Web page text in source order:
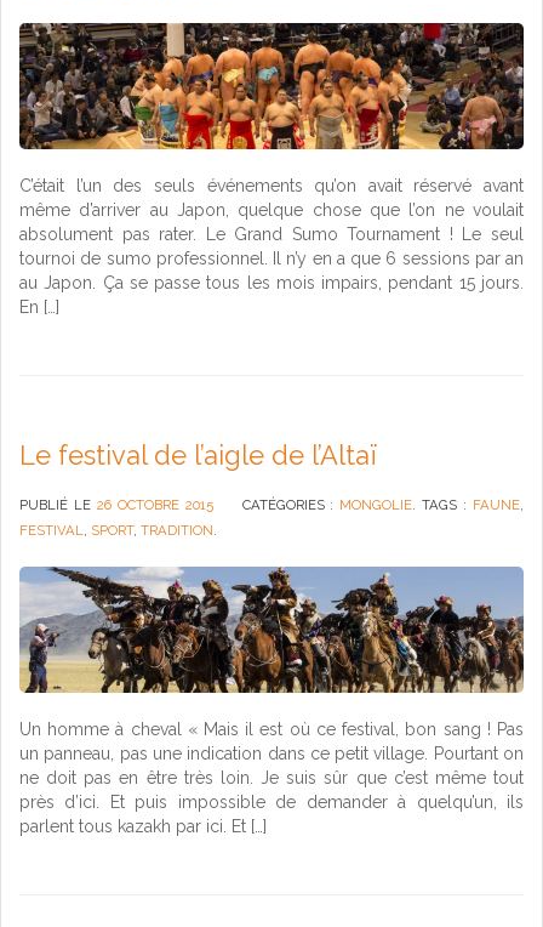
C’était l’un des seuls événements qu’on avait réservé avant
même d’arriver au Japon, quelque chose que l’on ne voulait
absolument pas rater. Le Grand Sumo Tournament ! Le seul
tournoi de sumo professionnel. Il n’y en a que 6 sessions par an
au Japon. Ça se passe tous les mois impairs, pendant 15 jours.
En […]
Le festival de l’aigle de l’Altaï
PUBLIÉ LE 26 OCTOBRE 2015 CATÉGORIES : MONGOLIE. TAGS : FAUNE,
FESTIVAL, SPORT, TRADITION.
Un homme à cheval « Mais il est où ce festival, bon sang ! Pas
un panneau, pas une indication dans ce petit village. Pourtant on
ne doit pas en être très loin. Je suis sûr que c’est même tout
près d’ici. Et puis impossible de demander à quelqu’un, ils
parlent tous kazakh par ici. Et […]